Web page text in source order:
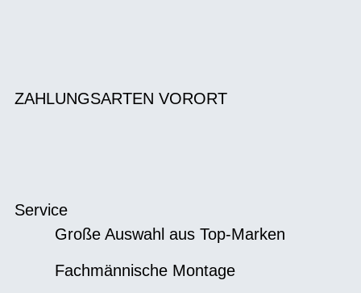
ZAHLUNGSARTEN VORORT
Service
Große Auswahl aus Top-Marken
Fachmännische Montage